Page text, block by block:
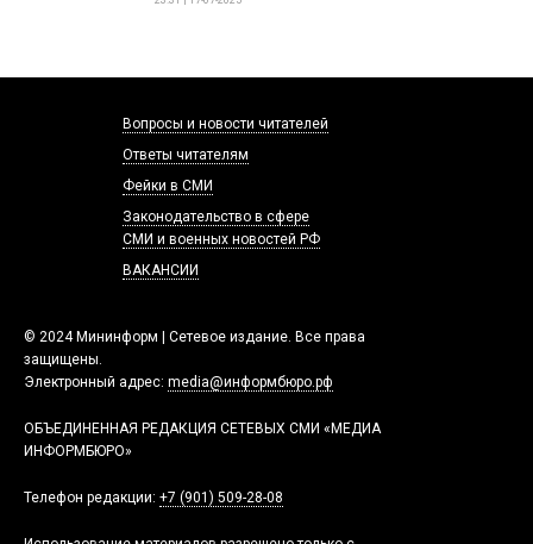
© 2024 Мининформ | Сетевое издание. Все права
защищены.
Электронный адрес: media@информбюро.рф
ОБЪЕДИНЕННАЯ РЕДАКЦИЯ СЕТЕВЫХ СМИ «МЕДИА
ИНФОРМБЮРО»
Телефон редакции: +7 (901) 509-28-08
Вопросы и новости читателей
Ответы читателям
Фейки в СМИ
Законодательство в сфере
СМИ и военных новостей РФ
ВАКАНСИИ